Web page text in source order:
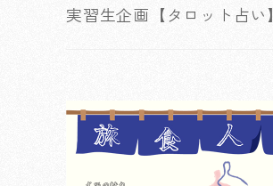
実習生企画【タロット占い】